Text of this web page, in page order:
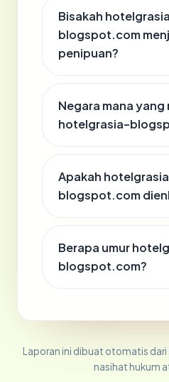
Bisakah
blogspot.com
penipuan?
Negara mana yang
hotelgrasia-
Apakah
blogspot.com
Berapa umur
blogspot.com?
Laporan ini dibuat otomatis dari
nasihat hukum